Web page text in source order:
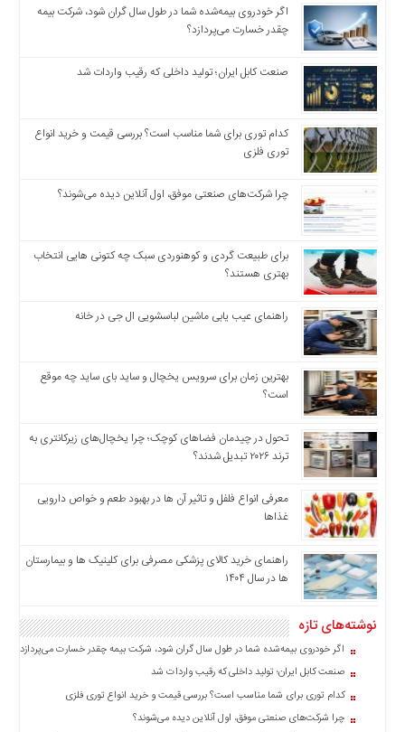
اگر خودروی بیمه‌شده شما در طول سال گران شود، شرکت بیمه
چقدر خسارت می‌پردازد؟
صنعت کابل ایران؛ تولید داخلی که رقیب واردات شد
کدام توری برای شما مناسب است؟ بررسی قیمت و خرید انواع
توری فلزی
چرا شرکت‌های صنعتی موفق، اول آنلاین دیده می‌شوند؟
برای طبیعت گردی و کوهنوردی سبک چه کتونی هایی انتخاب
بهتری هستند؟
راهنمای عیب یابی ماشین لباسشویی ال جی در خانه
بهترین زمان برای سرویس یخچال و ساید بای ساید چه موقع
است؟
تحول در چیدمان فضاهای کوچک؛ چرا یخچال‌های زیرکانتری به
ترند ۲۰۲۶ تبدیل شدند؟
معرفی انواع فلفل و تاثیر آن ‌ها در بهبود طعم و خواص دارویی
غذاها
راهنمای خرید کالای پزشکی مصرفی برای کلینیک ها و بیمارستان
ها در سال ۱۴۰۴
نوشته‌های تازه
اگر خودروی بیمه‌شده شما در طول سال گران شود، شرکت بیمه چقدر خسارت می‌پردازد؟
صنعت کابل ایران؛ تولید داخلی که رقیب واردات شد
کدام توری برای شما مناسب است؟ بررسی قیمت و خرید انواع توری فلزی
چرا شرکت‌های صنعتی موفق، اول آنلاین دیده می‌شوند؟